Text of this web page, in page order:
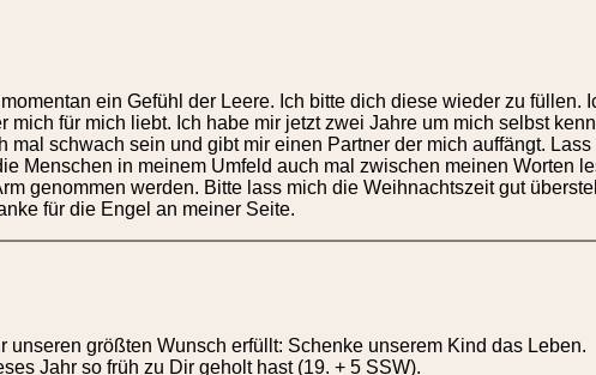
ein Gefühl der Leere. Ich bitte dich diese wieder zu füllen.
für mich liebt. Ich habe mir jetzt zwei Jahre um mich selbst
schwach sein und gibt mir einen Partner der mich auffängt.
Menschen in meinem Umfeld auch mal zwischen meinen Worten
genommen werden. Bitte lass mich die Weihnachtszeit gut
für die Engel an meiner Seite.
größten Wunsch erfüllt: Schenke unserem Kind das Leben.
Jahr so früh zu Dir geholt hast (19. + 5 SSW).